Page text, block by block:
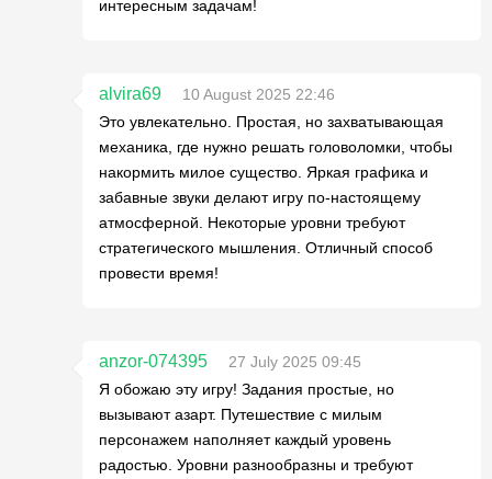
интересным задачам!
alvira69
10 August 2025 22:46
Это увлекательно. Простая, но захватывающая
механика, где нужно решать головоломки, чтобы
накормить милое существо. Яркая графика и
забавные звуки делают игру по-настоящему
атмосферной. Некоторые уровни требуют
стратегического мышления. Отличный способ
провести время!
anzor-074395
27 July 2025 09:45
Я обожаю эту игру! Задания простые, но
вызывают азарт. Путешествие с милым
персонажем наполняет каждый уровень
радостью. Уровни разнообразны и требуют